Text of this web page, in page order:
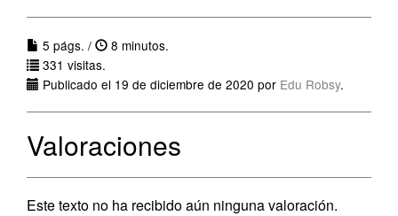
5 págs. /
8 minutos.
331 visitas.
Publicado el 19 de diciembre de 2020 por Edu Robsy.
Valoraciones
Este texto no ha recibido aún ninguna valoración.